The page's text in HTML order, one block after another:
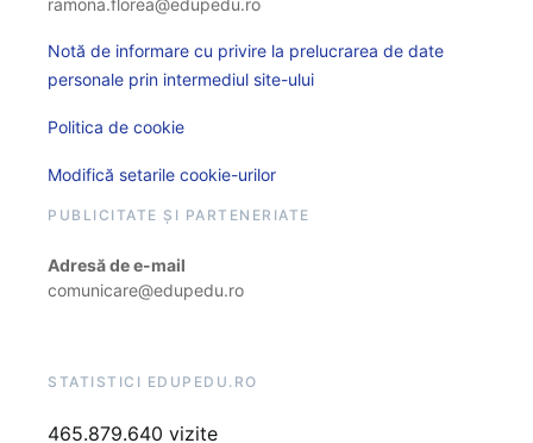
Notă de informare cu privire la prelucrarea de date
personale prin intermediul site-ului
Politica de cookie
Modifică setarile cookie-urilor
PUBLICITATE ȘI PARTENERIATE
Adresă de e-mail
comunicare@edupedu.ro
STATISTICI EDUPEDU.RO
465.879.640 vizite